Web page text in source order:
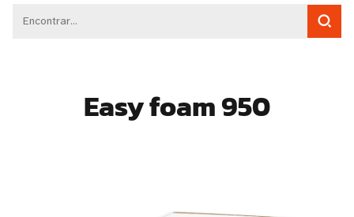
Easy foam 950